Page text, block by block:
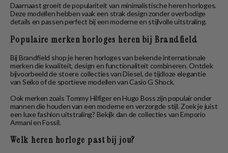
Daarnaast groeit de populariteit van minimalistische heren horloges.
Deze modellen hebben vaak een strak design zonder overbodige
details en passen perfect bij een moderne en stijlvolle uitstraling.
Populaire merken horloges heren bij Brandfield
Bij Brandfield shop je heren horloges van bekende internationale
merken die kwaliteit, design en functionaliteit combineren. Ontdek
bijvoorbeeld de stoere collecties van Diesel, de tijdloze elegantie
van Seiko of de sportieve modellen van Casio G Shock.
Ook merken zoals Tommy Hilfiger en Hugo Boss zijn populair onder
mannen die houden van een moderne en verzorgde stijl. Zoek je juist
een luxe fashion uitstraling? Bekijk dan de collecties van Emporio
Armani en Fossil.
Welk heren horloge past bij jou?